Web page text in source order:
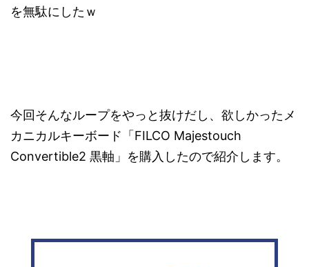
を無駄にしたｗ
今回そんなループをやっと抜けだし、欲しかったメ
カニカルキーボード「FILCO Majestouch
Convertible2 黒軸」を購入したので紹介します。